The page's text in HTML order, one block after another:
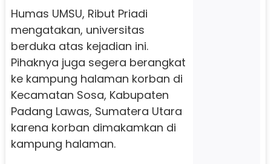
Humas UMSU, Ribut Priadi
mengatakan, universitas
berduka atas kejadian ini.
Pihaknya juga segera berangkat
ke kampung halaman korban di
Kecamatan Sosa, Kabupaten
Padang Lawas, Sumatera Utara
karena korban dimakamkan di
kampung halaman.